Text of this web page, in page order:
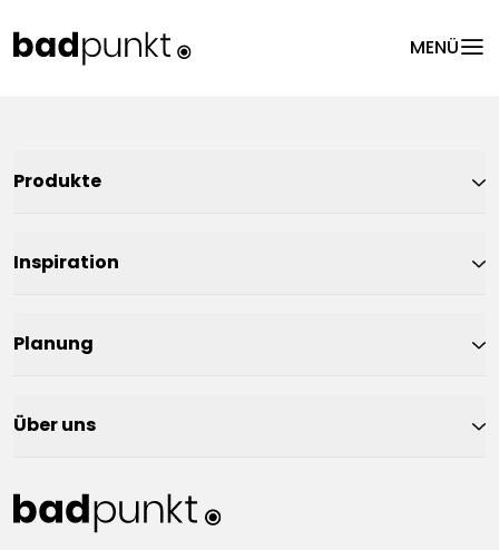
MENÜmenu
Produkte
Inspiration
Planung
Über uns